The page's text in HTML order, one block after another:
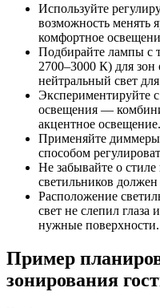
Используйте
возможность менять
комфортное
Подбирайте лампы с
2700–3000 К) для
нейтральный свет
Экспериментируйте
освещения —
акцентное освещение.
Применяйте
способом
Не забывайте о
светильников
Расположение
свет не слепил
нужные поверхности.
Пример
зонирования